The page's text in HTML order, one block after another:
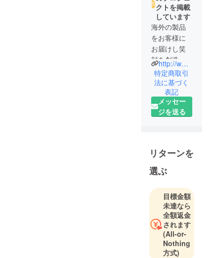
クトを掲載
しています
海外の製品
をお客様に
お届けし笑
顔を創造す
るのが私た
ちの会社の
使命です。
常により良
ける商品を
世界中から
探してまい
特商法表記
事業者の名
称:株式会社
ベルクレー
http://www.belleclair.co.jp/
特定商取引
法に基づく
表記
メッセー
ジを送る
リターンを
選ぶ
目標金額
未達なら
全額返金
されます
(All-or-
Nothing
方式)